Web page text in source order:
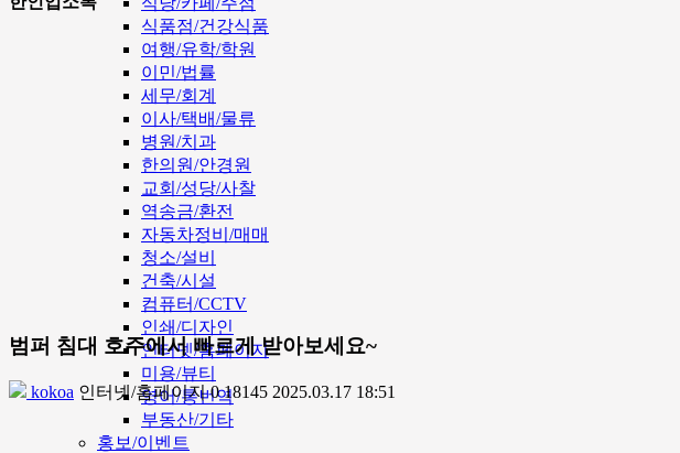
식품점/건강식품
여행/유학/학원
이민/법률
세무/회계
이사/택배/물류
병원/치과
한의원/안경원
교회/성당/사찰
역송금/환전
자동차정비/매매
청소/설비
건축/시설
컴퓨터/CCTV
인쇄/디자인
인터넷/홈페이지
미용/뷰티
영어/통번역
부동산/기타
홍보/이벤트
범퍼 침대 호주에서 빠르게 받아보세요~
kokoa 인터넷/홈페이지018145 2025.03.17 18:51